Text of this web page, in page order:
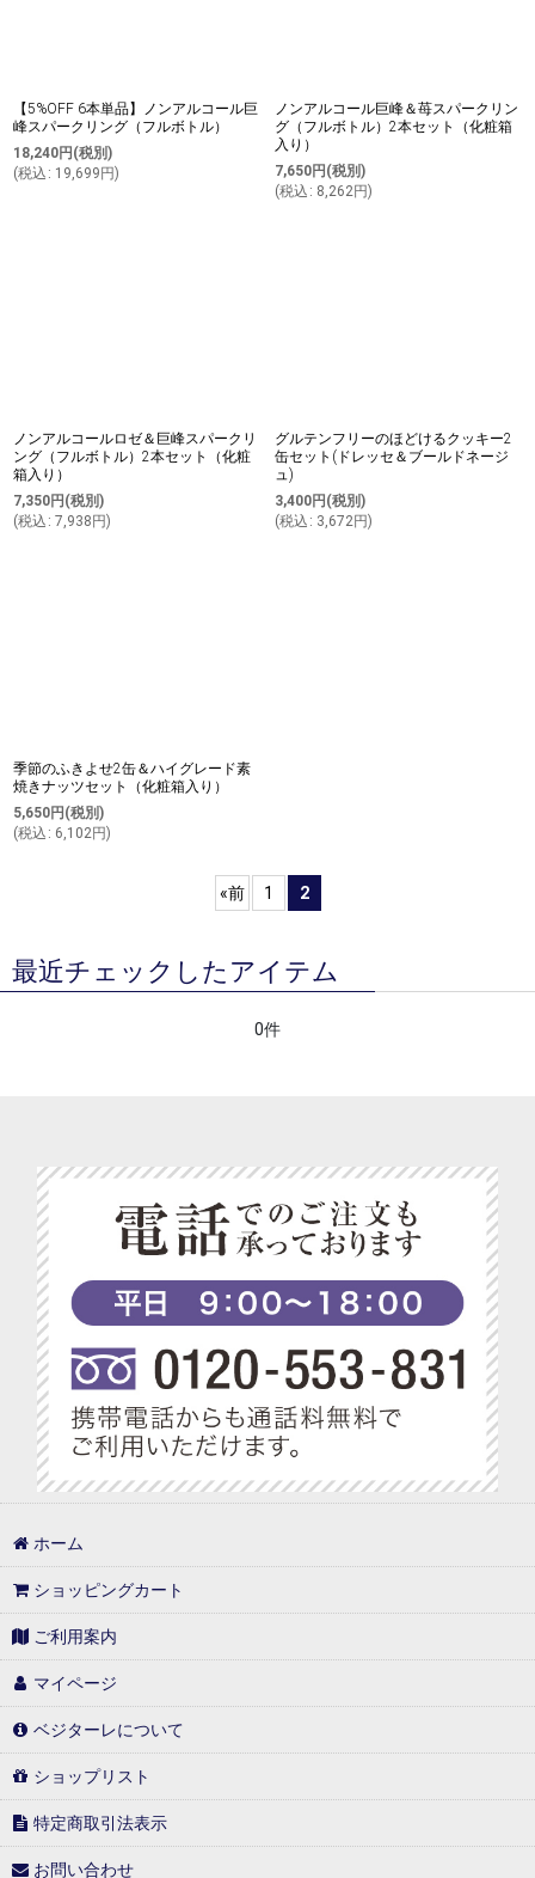
【5%OFF 6本単品】ノンアルコール巨
峰スパークリング（フルボトル）
18,240円 (税別)
(税込 : 19,699 円)
ノンアルコール巨峰＆苺スパークリン
グ（フルボトル）2本セット（化粧箱
入り）
7,650円 (税別)
(税込 : 8,262円)
ノンアルコールロゼ＆巨峰スパークリ
ング（フルボトル）2本セット（化粧
箱入り）
7,350円 (税別)
(税込 : 7,938 円)
グルテンフリーのほどけるクッキー2
缶セット(ドレッセ＆ブールドネージ
ュ)
3,400円 (税別)
(税込 : 3,672円)
季節のふきよせ2缶＆ハイグレード素
焼きナッツセット（化粧箱入り）
5,650円 (税別)
(税込 : 6,102円)
«前 1 2
最近チェックしたアイテム
0件
ホーム
ショッピングカート
ご利用案内
マイページ
ベジターレについて
ショップリスト
特定商取引法表示
お問い合わせ